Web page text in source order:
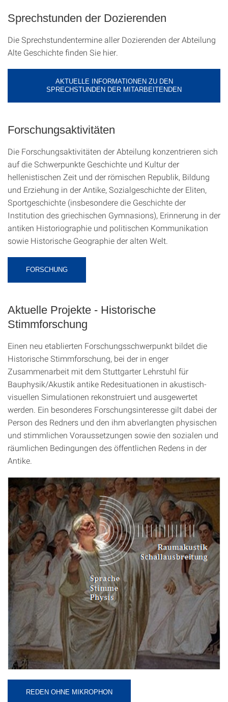
Sprechstunden der Dozierenden
Die Sprechstundentermine aller Dozierenden der Abteilung
Alte Geschichte finden Sie hier.
AKTUELLE INFORMATIONEN ZU DEN
SPRECHSTUNDEN DER MITARBEITENDEN
Forschungsaktivitäten
Die Forschungsaktivitäten der Abteilung konzentrieren sich
auf die Schwerpunkte Geschichte und Kultur der
hellenistischen Zeit und der römischen Republik, Bildung
und Erziehung in der Antike, Sozialgeschichte der Eliten,
Sportgeschichte (insbesondere die Geschichte der
Institution des griechischen Gymnasions), Erinnerung in der
antiken Historiographie und politischen Kommunikation
sowie Historische Geographie der alten Welt.
FORSCHUNG
Aktuelle Projekte - Historische
Stimmforschung
Einen neu etablierten Forschungsschwerpunkt bildet die
Historische Stimmforschung, bei der in enger
Zusammenarbeit mit dem Stuttgarter Lehrstuhl für
Bauphysik/Akustik antike Redesituationen in akustisch-
visuellen Simulationen rekonstruiert und ausgewertet
werden. Ein besonderes Forschungsinteresse gilt dabei der
Person des Redners und den ihm abverlangten physischen
und stimmlichen Voraussetzungen sowie den sozialen und
räumlichen Bedingungen des öffentlichen Redens in der
Antike.
REDEN OHNE MIKROPHON